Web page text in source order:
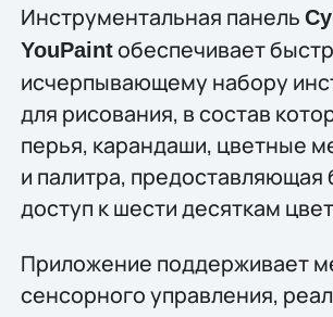
Инструментальная панель
YouPaintобеспечивает
исчерпывающему набору
для рисования, в состав
перья, карандаши, цветные
и палитра, предоставляющая
доступ к шести десяткам
Приложение поддерживает
сенсорного управления,